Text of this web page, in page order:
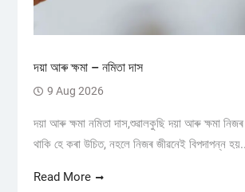
দয়া আৰু ক্ষমা – নমিতা দাস
9 Aug 2026
দয়া আৰু ক্ষমা নমিতা দাস,শুৱালকুছি দয়া আৰু ক্ষমা
থাকি হে কৰা উচিত, নহলে নিজৰ জীৱনেই বিপদাপন্ন
Read More